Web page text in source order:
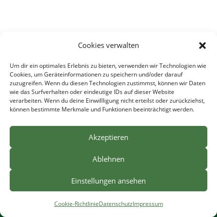
Cookies verwalten
Um dir ein optimales Erlebnis zu bieten, verwenden wir Technologien wie
Cookies, um Geräteinformationen zu speichern und/oder darauf
zuzugreifen. Wenn du diesen Technologien zustimmst, können wir Daten
wie das Surfverhalten oder eindeutige IDs auf dieser Website
verarbeiten. Wenn du deine Einwillligung nicht erteilst oder zurückziehst,
können bestimmte Merkmale und Funktionen beeinträchtigt werden.
Akzeptieren
Ablehnen
Einstellungen ansehen
Cookie-RichtlinieDatenschutzImpressum
Sprechzeiten Kontakt
Impressum
Datenschutz Cookie-Richtlinie
Copyright 2026 - Dr. med. Roland Issel